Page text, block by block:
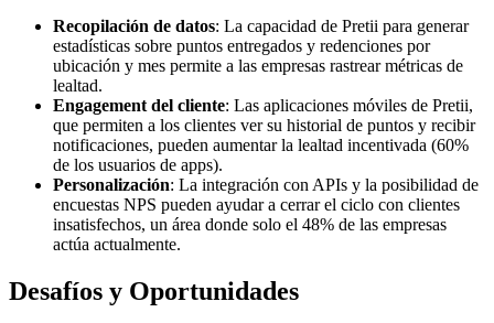
Recopilación de datos: La capacidad de Pretii para generar
estadísticas sobre puntos entregados y redenciones por
ubicación y mes permite a las empresas rastrear métricas de
lealtad.
Engagement del cliente: Las aplicaciones móviles de Pretii,
que permiten a los clientes ver su historial de puntos y recibir
notificaciones, pueden aumentar la lealtad incentivada (60%
de los usuarios de apps).
Personalización: La integración con APIs y la posibilidad de
encuestas NPS pueden ayudar a cerrar el ciclo con clientes
insatisfechos, un área donde solo el 48% de las empresas
actúa actualmente.
Desafíos y Oportunidades